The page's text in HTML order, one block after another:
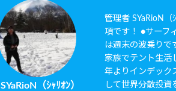
SYaRioN（ｼｬﾘｵﾝ）
管理者 SYaRioN
項です！ ●サーフ
は週末の波乗りで
家族でテント生活
年よりインデック
して世界分散投